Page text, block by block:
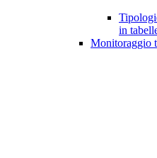
in
Monitoraggio